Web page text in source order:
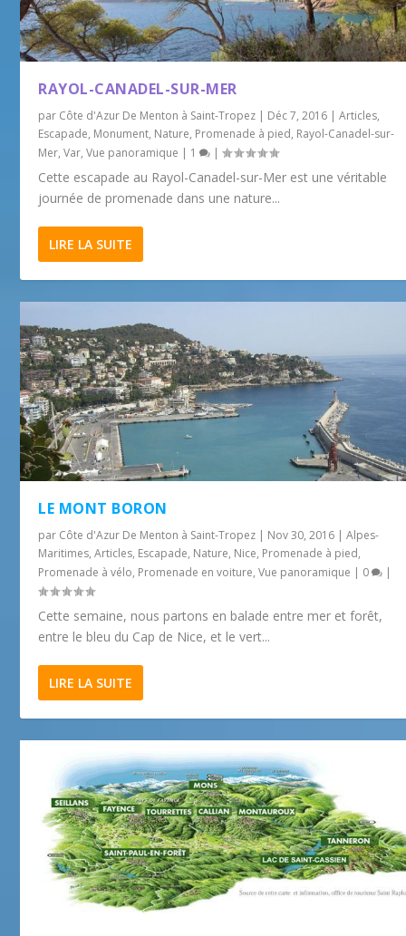
RAYOL-CANADEL-SUR-MER
par Côte d'Azur De Menton à Saint-Tropez | Déc 7, 2016 |Articles,
Escapade, Monument, Nature, Promenade à pied, Rayol-Canadel-sur-
Mer,Var,Vue panoramique | 1 |
Cette escapade au Rayol-Canadel-sur-Mer est une véritable
journée de promenade dans une nature...
LIRE LA SUITE
LE MONT BORON
par Côte d'Azur De Menton à Saint-Tropez | Nov 30, 2016 |Alpes-
Maritimes,Articles, Escapade, Nature, Nice, Promenade à pied,
Promenade à vélo, Promenade en voiture,Vue panoramique | 0 |
Cette semaine, nous partons en balade entre mer et forêt,
entre le bleu du Cap de Nice, et le vert...
LIRE LA SUITE